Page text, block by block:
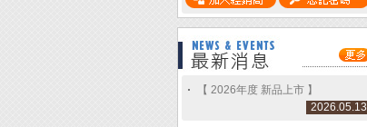
【 2026年度 新品上市 】
2026.05.13